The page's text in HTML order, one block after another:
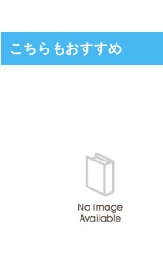
こちらもおすすめ